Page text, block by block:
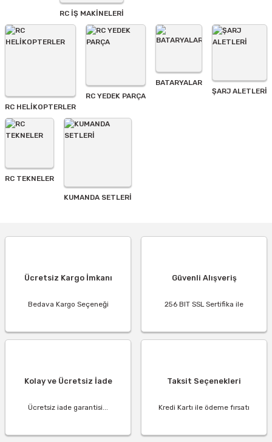
Bu ürüne benzer farklı alternatifler olmalı.
Gönder
RC İŞ MAKİNELERİ
RC HELİKOPTERLER
RC YEDEK PARÇA
BATARYALAR
ŞARJ ALETLERI
RC TEKNELER
KUMANDA SETLERİ
Ücretsiz Kargo İmkanı
Bedava Kargo Seçeneği
Güvenli Alışveriş
256 BIT SSL Sertifika ile
Kolay ve Ücretsiz İade
Ücretsiz iade garantisi...
Taksit Seçenekleri
Kredi Kartı ile ödeme fırsatı